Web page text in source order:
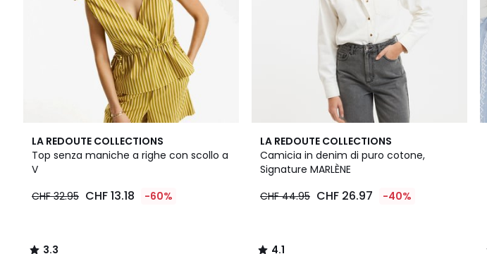
LA REDOUTE COLLECTIONS
Top senza maniche a righe con scollo a
V
CHF 32.95 CHF 13.18 -60%
3.3
/ 5
3.3
LA REDOUTE COLLECTIONS
Camicia in denim di puro cotone,
Signature MARLÈNE
CHF 44.95 CHF 26.97 -40%
4.1
/ 5
4.1